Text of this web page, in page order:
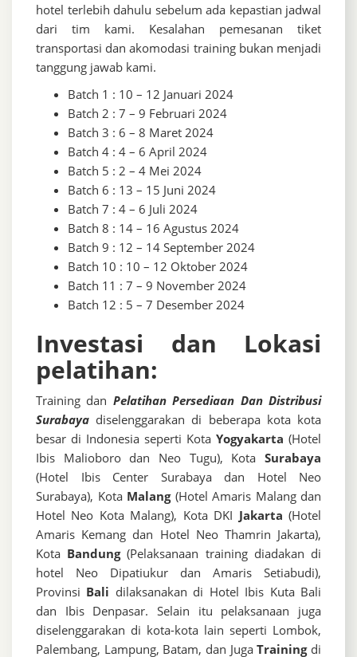
hotel terlebih dahulu sebelum ada kepastian jadwal
dari tim kami. Kesalahan pemesanan tiket
transportasi dan akomodasi training bukan menjadi
tanggung jawab kami.
Batch 1 : 10 – 12 Januari 2024
Batch 2 : 7 – 9 Februari 2024
Batch 3 : 6 – 8 Maret 2024
Batch 4 : 4 – 6 April 2024
Batch 5 : 2 – 4 Mei 2024
Batch 6 : 13 – 15 Juni 2024
Batch 7 : 4 – 6 Juli 2024
Batch 8 : 14 – 16 Agustus 2024
Batch 9 : 12 – 14 September 2024
Batch 10 : 10 – 12 Oktober 2024
Batch 11 : 7 – 9 November 2024
Batch 12 : 5 – 7 Desember 2024
Investasi dan Lokasi
pelatihan:
Training dan Pelatihan Persediaan Dan Distribusi
Surabaya diselenggarakan di beberapa kota kota
besar di Indonesia seperti Kota Yogyakarta (Hotel
Ibis Malioboro dan Neo Tugu), Kota Surabaya
(Hotel Ibis Center Surabaya dan Hotel Neo
Surabaya), Kota Malang(Hotel Amaris Malang dan
Hotel Neo Kota Malang), Kota DKI Jakarta (Hotel
Amaris Kemang dan Hotel Neo Thamrin Jakarta),
Kota Bandung(Pelaksanaan training diadakan di
hotel Neo Dipatiukur dan Amaris Setiabudi),
Provinsi Bali dilaksanakan di Hotel Ibis Kuta Bali
dan Ibis Denpasar. Selain itu pelaksanaan juga
diselenggarakan di kota-kota lain seperti Lombok,
Palembang, Lampung, Batam, dan JugaTrainingdi